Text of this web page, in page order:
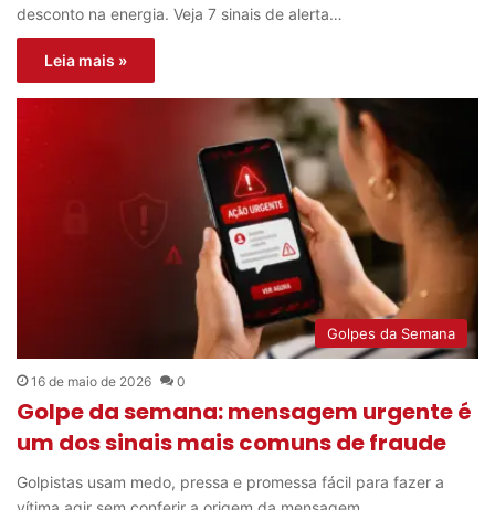
desconto na energia. Veja 7 sinais de alerta…
Leia mais »
Golpes da Semana
16 de maio de 2026 0
Golpe da semana: mensagem urgente é
um dos sinais mais comuns de fraude
Golpistas usam medo, pressa e promessa fácil para fazer a